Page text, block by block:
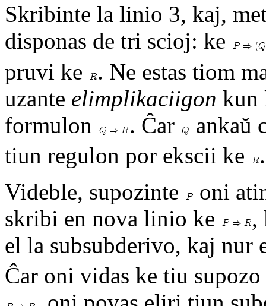
Skribinte la linio 3, kaj,
disponas de tri scioj: ke
pruvi ke
. Ne estas tiom
uzante elimplikaciigon kun
formulon
. Ĉar
ankaŭ
tiun regulon por ekscii ke
.
Videble, supozinte
oni
skribi en nova linio ke
,
el la subsubderivo, kaj nur
Ĉar oni vidas ke tiu